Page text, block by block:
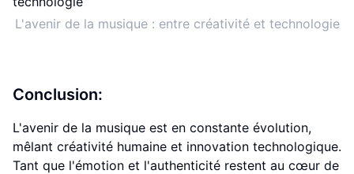
L'avenir de la musique : entre créativité et technologie
Conclusion:
L'avenir de la musique est en constante évolution,
mêlant créativité humaine et innovation technologique.
Tant que l'émotion et l'authenticité restent au cœur de